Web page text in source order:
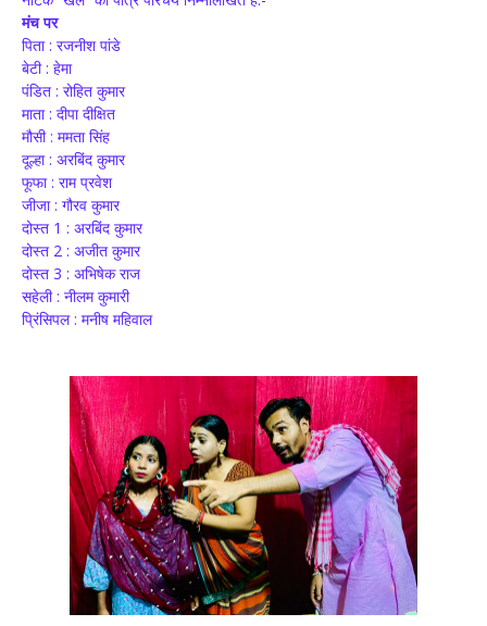
मंच पर
पिता : रजनीश पांडे
बेटी : हेमा
पंडित : रोहित कुमार
माता : दीपा दीक्षित
मौसी : ममता सिंह
दूल्हा : अरबिंद कुमार
फूफा : राम प्रवेश
जीजा : गौरव कुमार
दोस्त 1 : अरबिंद कुमार
दोस्त 2 : अजीत कुमार
दोस्त 3 : अभिषेक राज
सहेली : नीलम कुमारी
प्रिंसिपल : मनीष महिवाल